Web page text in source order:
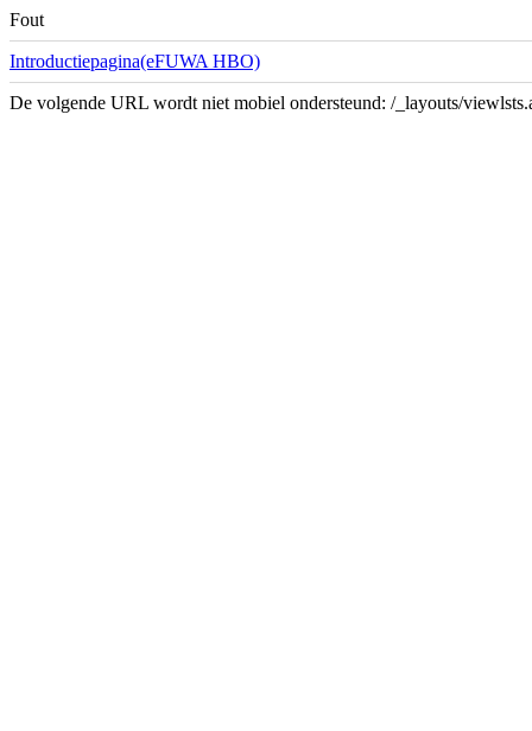
Fout
Introductiepagina(eFUWA HBO)
De volgende URL wordt niet mobiel ondersteund: /_layouts/